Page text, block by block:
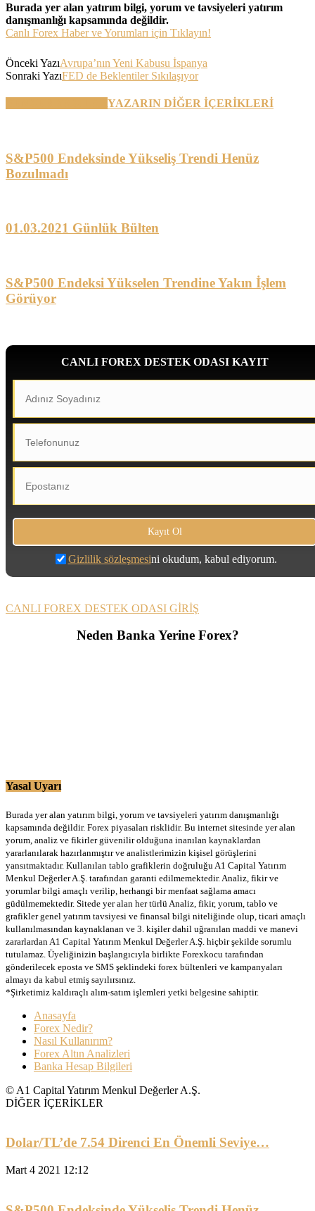
Burada yer alan yatırım bilgi, yorum ve tavsiyeleri yatırım
danışmanlığı kapsamında değildir.
Canlı Forex Haber ve Yorumları için Tıklayın!
Önceki YazıAvrupa’nın Yeni Kabusu İspanya
Sonraki YazıFED de Beklentiler Sıkılaşıyor
YAZARIN DİĞER İÇERİKLERİ
S&P500 Endeksinde Yükseliş Trendi Henüz
Bozulmadı
01.03.2021 Günlük Bülten
S&P500 Endeksi Yükselen Trendine Yakın İşlem
Görüyor
CANLI FOREX DESTEK ODASI KAYIT
Gizlilik sözleşmesini okudum, kabul ediyorum.
CANLI FOREX DESTEK ODASI GİRİŞ
Neden Banka Yerine Forex?
Yasal Uyarı
Burada yer alan yatırım bilgi, yorum ve tavsiyeleri yatırım danışmanlığı
kapsamında değildir. Forex piyasaları risklidir. Bu internet sitesinde yer alan
yorum, analiz ve fikirler güvenilir olduğuna inanılan kaynaklardan
yararlanılarak hazırlanmıştır ve analistlerimizin kişisel görüşlerini
yansıtmaktadır. Kullanılan tablo grafiklerin doğruluğu A1 Capital Yatırım
Menkul Değerler A.Ş. tarafından garanti edilmemektedir. Analiz, fikir ve
yorumlar bilgi amaçlı verilip, herhangi bir menfaat sağlama amacı
güdülmemektedir. Sitede yer alan her türlü Analiz, fikir, yorum, tablo ve
grafikler genel yatırım tavsiyesi ve finansal bilgi niteliğinde olup, ticari amaçlı
kullanılmasından kaynaklanan ve 3. kişiler dahil uğranılan maddi ve manevi
zararlardan A1 Capital Yatırım Menkul Değerler A.Ş. hiçbir şekilde sorumlu
tutulamaz. Üyeliğinizin başlangıcıyla birlikte Forexkocu tarafından
gönderilecek eposta ve SMS şeklindeki forex bültenleri ve kampanyaları
almayı da kabul etmiş sayılırsınız.
*Şirketimiz kaldıraçlı alım-satım işlemleri yetki belgesine sahiptir.
Anasayfa
Forex Nedir?
Nasıl Kullanırım?
Forex Altın Analizleri
Banka Hesap Bilgileri
© A1 Capital Yatırım Menkul Değerler A.Ş.
DİĞER İÇERİKLER
Dolar/TL’de 7.54 Direnci En Önemli Seviye…
Mart 4 2021 12:12